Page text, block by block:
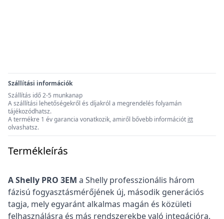
Szállítási információk
Szállítás idő 2-5 munkanap
A szállítási lehetőségekről és díjakról a megrendelés folyamán
tájékozódhatsz.
A termékre 1 év garancia vonatkozik, amiről bővebb információt itt
olvashatsz.
Termékleírás
A Shelly PRO 3EM a Shelly professzionális három
fázisú fogyasztásmérőjének új, második generációs
tagja, mely egyaránt alkalmas magán és közületi
felhasználásra és más rendszerekbe való integációra.